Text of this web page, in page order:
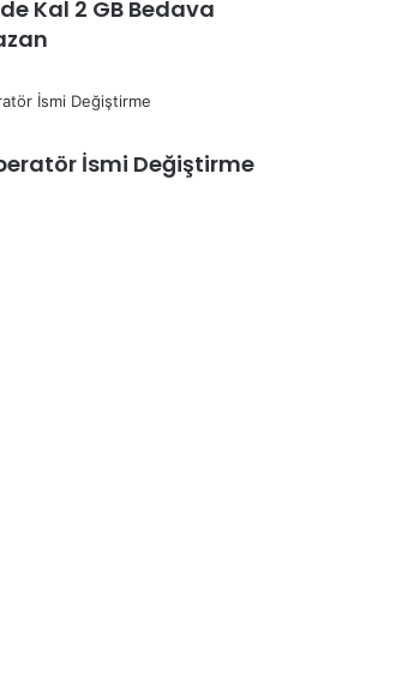
Kal 2 GB Bedava
İsmi Değiştirme